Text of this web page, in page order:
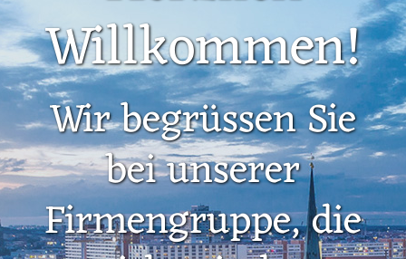
Willkommen!
Wir begrüssen Sie
bei unserer
Firmengruppe, die